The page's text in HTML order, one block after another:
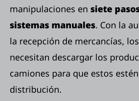
manipulaciones en siete
sistemas manuales. Con la
la recepción de mercancías,
necesitan descargar los
camiones para que estos
distribución.